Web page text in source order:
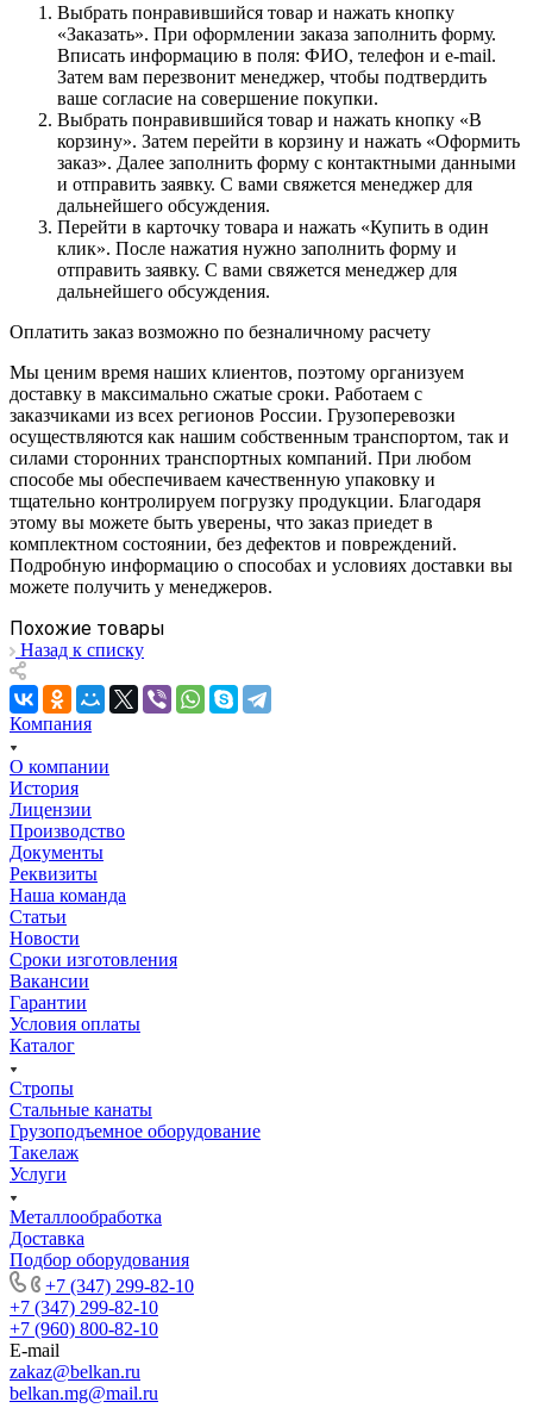
Выбрать понравившийся товар и нажать кнопку
«Заказать». При оформлении заказа заполнить форму.
Вписать информацию в поля: ФИО, телефон и e-mail.
Затем вам перезвонит менеджер, чтобы подтвердить
ваше согласие на совершение покупки.
Выбрать понравившийся товар и нажать кнопку «В
корзину». Затем перейти в корзину и нажать «Оформить
заказ». Далее заполнить форму с контактными данными
и отправить заявку. С вами свяжется менеджер для
дальнейшего обсуждения.
Перейти в карточку товара и нажать «Купить в один
клик». После нажатия нужно заполнить форму и
отправить заявку. С вами свяжется менеджер для
дальнейшего обсуждения.
Оплатить заказ возможно по безналичному расчету
Мы ценим время наших клиентов, поэтому организуем
доставку в максимально сжатые сроки. Работаем с
заказчиками из всех регионов России. Грузоперевозки
осуществляются как нашим собственным транспортом, так и
силами сторонних транспортных компаний. При любом
способе мы обеспечиваем качественную упаковку и
тщательно контролируем погрузку продукции. Благодаря
этому вы можете быть уверены, что заказ приедет в
комплектном состоянии, без дефектов и повреждений.
Подробную информацию о способах и условиях доставки вы
можете получить у менеджеров.
Похожие товары
Назад к списку
Компания
О компании
История
Лицензии
Производство
Документы
Реквизиты
Наша команда
Статьи
Новости
Сроки изготовления
Вакансии
Гарантии
Условия оплаты
Каталог
Стропы
Стальные канаты
Грузоподъемное оборудование
Такелаж
Услуги
Металлообработка
Доставка
Подбор оборудования
+7 (347) 299-82-10
+7 (347) 299-82-10
+7 (960) 800-82-10
E-mail
zakaz@belkan.ru
belkan.mg@mail.ru